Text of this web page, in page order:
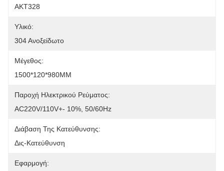
AKT328
Υλικό:
304 Ανοξείδωτο
Μέγεθος:
1500*120*980MM
Παροχή Ηλεκτρικού Ρεύματος:
AC220V/110V+- 10%, 50/60Hz
Διάβαση Της Κατεύθυνσης:
Δις-Κατεύθυνση
Εφαρμογή: